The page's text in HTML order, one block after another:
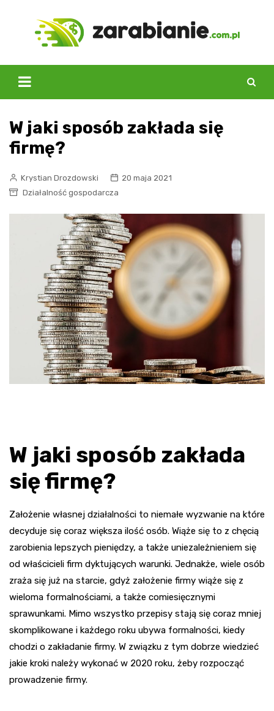
W jaki sposób zakłada się
firmę?
Krystian Drozdowski
20 maja 2021
Działalność gospodarcza
W jaki sposób zakłada
się firmę?
Założenie własnej działalności to niemałe wyzwanie na które
decyduje się coraz większa ilość osób. Wiąże się to z chęcią
zarobienia lepszych pieniędzy, a także uniezależnieniem się
od właścicieli firm dyktujących warunki. Jednakże, wiele osób
zraża się już na starcie, gdyż założenie firmy wiąże się z
wieloma formalnościami, a także comiesięcznymi
sprawunkami. Mimo wszystko przepisy stają się coraz mniej
skomplikowane i każdego roku ubywa formalności, kiedy
chodzi o zakładanie firmy. W związku z tym dobrze wiedzieć
jakie kroki należy wykonać w 2020 roku, żeby rozpocząć
prowadzenie firmy.